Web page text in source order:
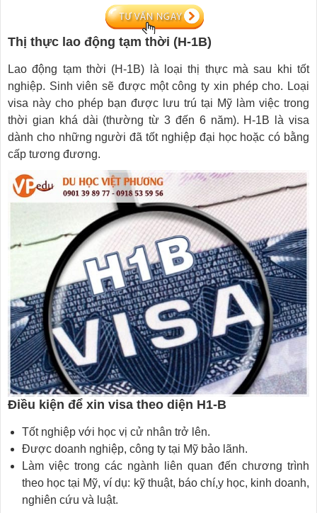
Thị thực lao động tạm thời (H-1B)
Lao động tạm thời (H-1B) là loại thị thực mà sau khi tốt
nghiệp. Sinh viên sẽ được một công ty xin phép cho. Loại
visa này cho phép bạn được lưu trú tại Mỹ làm việc trong
thời gian khá dài (thường từ 3 đến 6 năm). H-1B là visa
dành cho những người đã tốt nghiệp đại học hoặc có bằng
cấp tương đương.
Điều kiện để xin visa theo diện H1-B
Tốt nghiệp với học vị cử nhân trở lên.
Được doanh nghiệp, công ty tại Mỹ bảo lãnh.
Làm việc trong các ngành liên quan đến chương trình
theo học tại Mỹ, ví dụ: kỹ thuật, báo chí,y học, kinh doanh,
nghiên cứu và luật.